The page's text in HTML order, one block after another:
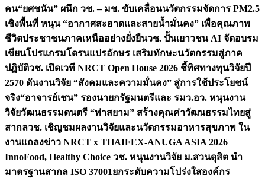
คน“ยศชนัน” ผนึก วช. – มช. ขับเคลื่อนนวัตกรรมจัดการ PM2.5
เชิงพื้นที่ หนุน “อากาศสะอาดและสายน้ำมั่นคง” เพื่อคุณภาพ
ชีวิตประชาชนภาคเหนืออย่างยั่งยืนวช. ปั้นเยาวชน AI จัดอบรม
เขียนโปรแกรมโดรนแปรอักษร เสริมทักษะนวัตกรรมสู่ภาค
ปฏิบัติวช. เปิดเวที NRCT Open House 2026 ชี้ทิศทางทุนวิจัยปี
2570 ดันงานวิจัย “สังคมและความมั่นคง” สู่การใช้ประโยชน์
จริง“อาจารย์เชน” รองนายกรัฐมนตรีและ รมว.อว. หนุนงาน
วิจัยวัฒนธรรมดนตรี “ท่าสยาม” สร้างคุณค่าวัฒนธรรมไทยสู่
สากลวช. เชิญชมผลงานวิจัยและนวัตกรรมอาหารสุขภาพ ใน
งานแถลงข่าว NRCT x THAIFEX-ANUGA ASIA 2026
InnoFood, Healthy Choice วช. หนุนงานวิจัย ม.สวนดุสิต นำ
มาตรฐานสากล ISO 37001ยกระดับความโปร่งใสองค์กร